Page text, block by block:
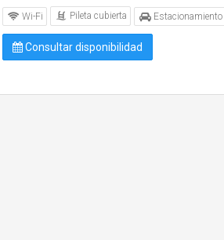
Wi-Fi Pileta cubierta Estacionamiento
Consultar disponibilidad